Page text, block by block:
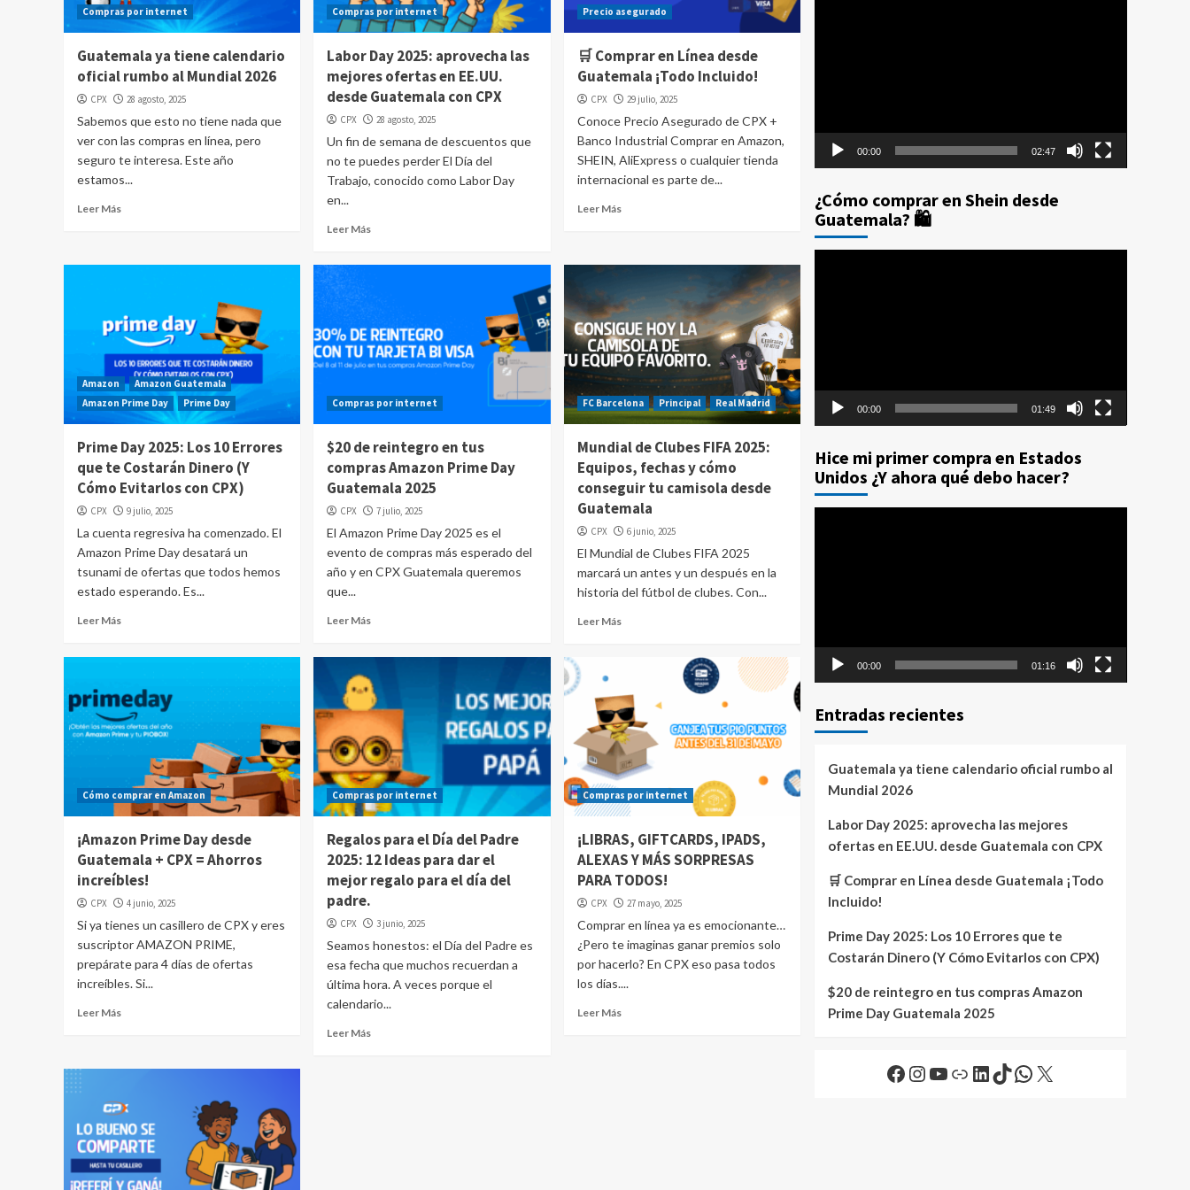
Compras por internet
Guatemala ya tiene calendario
oficial rumbo al Mundial 2026
CPX 28 agosto, 2025
Sabemos que esto no tiene nada que
ver con las compras en línea, pero
seguro te interesa. Este año
estamos...
Leer Más
Compras por internet
Labor Day 2025: aprovecha las
mejores ofertas en EE.UU.
desde Guatemala con CPX
CPX 28 agosto, 2025
Un fin de semana de descuentos que
no te puedes perder El Día del
Trabajo, conocido como Labor Day
en...
Leer Más
Precio asegurado
🛒 Comprar en Línea desde
Guatemala ¡Todo Incluido!
CPX 29 julio, 2025
Conoce Precio Asegurado de CPX +
Banco Industrial Comprar en Amazon,
SHEIN, AliExpress o cualquier tienda
internacional es parte de...
Leer Más
Amazon
Amazon Guatemala
Amazon Prime Day
Prime Day
Prime Day 2025: Los 10 Errores
que te Costarán Dinero (Y
Cómo Evitarlos con CPX)
CPX 9 julio, 2025
La cuenta regresiva ha comenzado. El
Amazon Prime Day desatará un
tsunami de ofertas que todos hemos
estado esperando. Es...
Leer Más
Compras por internet
$20 de reintegro en tus
compras Amazon Prime Day
Guatemala 2025
CPX 7 julio, 2025
El Amazon Prime Day 2025 es el
evento de compras más esperado del
año y en CPX Guatemala queremos
que...
Leer Más
FC Barcelona Principal Real Madrid
Mundial de Clubes FIFA 2025:
Equipos, fechas y cómo
conseguir tu camisola desde
Guatemala
CPX 6 junio, 2025
El Mundial de Clubes FIFA 2025
marcará un antes y un después en la
historia del fútbol de clubes. Con...
Leer Más
Cómo comprar en Amazon
¡Amazon Prime Day desde
Guatemala + CPX = Ahorros
increíbles!
CPX 4 junio, 2025
Si ya tienes un casillero de CPX y eres
suscriptor AMAZON PRIME,
prepárate para 4 días de ofertas
increíbles. Si...
Leer Más
Compras por internet
Regalos para el Día del Padre
2025: 12 Ideas para dar el
mejor regalo para el día del
padre.
CPX 3 junio, 2025
Seamos honestos: el Día del Padre es
esa fecha que muchos recuerdan a
última hora. A veces porque el
calendario...
Leer Más
Compras por internet
¡LIBRAS, GIFTCARDS, IPADS,
ALEXAS Y MÁS SORPRESAS
PARA TODOS!
CPX 27 mayo, 2025
Comprar en línea ya es emocionante…
¿Pero te imaginas ganar premios solo
por hacerlo? En CPX eso pasa todos
los días....
Leer Más
00:00 02:47
¿Cómo comprar en Shein desde
Guatemala? 🛍️
00:00 01:49
Hice mi primer compra en Estados
Unidos ¿Y ahora qué debo hacer?
00:00 01:16
Entradas recientes
Guatemala ya tiene calendario oficial rumbo al
Mundial 2026
Labor Day 2025: aprovecha las mejores
ofertas en EE.UU. desde Guatemala con CPX
🛒 Comprar en Línea desde Guatemala ¡Todo
Incluido!
Prime Day 2025: Los 10 Errores que te
Costarán Dinero (Y Cómo Evitarlos con CPX)
$20 de reintegro en tus compras Amazon
Prime Day Guatemala 2025
Facebook
Instagram
YouTube
LinkLinkedIn
TikTok
WhatsApp
X